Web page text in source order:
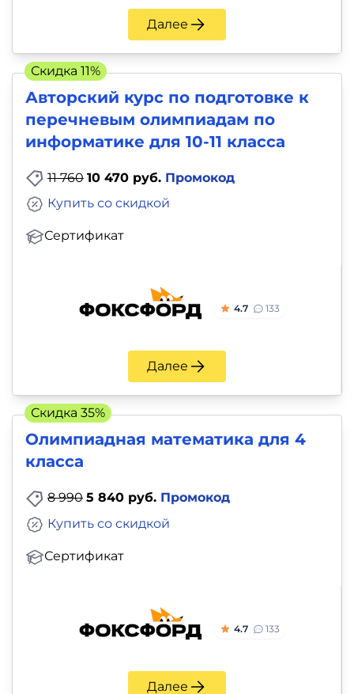
Далее
Авторский курс по подготовке к
перечневым олимпиадам по
информатике для 10-11 класса
11 760 10 470 руб. Промокод
Сертификат
Купить со скидкой
4.7 133
Далее
Скидка 11%
Олимпиадная математика для 4
класса
8 990 5 840 руб. Промокод
Сертификат
Купить со скидкой
4.7 133
Далее
Скидка 35%